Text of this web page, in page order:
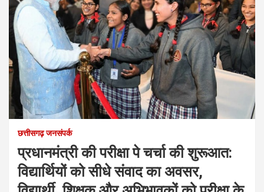
छत्तीसगढ़ जनसंपर्क
प्रधानमंत्री की परीक्षा पे चर्चा की शुरूआत:
विद्यार्थियों को सीधे संवाद का अवसर,